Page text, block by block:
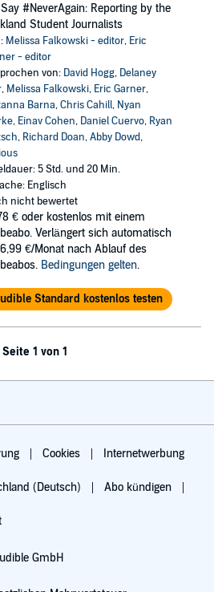
#NeverAgain: Reporting by the
Student Journalists
Melissa Falkowski - editor, Eric
- editor
von: David Hogg, Delaney
, Melissa Falkowski, Eric Garner,
Barna,Chris Cahill, Nyan
, Einav Cohen, Daniel Cuervo, Ryan
, Richard Doan,Abby Dowd,
5 Std. und 20 Min.
Englisch
nicht bewertet
€ oder kostenlos mit einem
Verlängert sich automatisch
€/Monat nach Ablauf des
Bedingungen gelten.
Standard kostenlos testen
Seite 1 von 1
Cookies Internetwerbung
(Deutsch) Abo kündigen
GmbH